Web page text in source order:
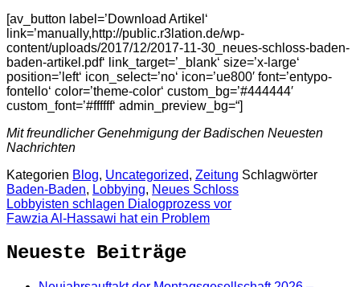
[av_button label=’Download Artikel‘
link=’manually,http://public.r3lation.de/wp-
content/uploads/2017/12/2017-11-30_neues-schloss-baden-
baden-artikel.pdf‘ link_target=’_blank‘ size=’x-large‘
position=’left‘ icon_select=’no‘ icon=’ue800′ font=’entypo-
fontello‘ color=’theme-color‘ custom_bg=’#444444′
custom_font=’#ffffff‘ admin_preview_bg=“]
Mit freundlicher Genehmigung der Badischen Neuesten
Nachrichten
Kategorien Blog, Uncategorized, Zeitung Schlagwörter
Baden-Baden, Lobbying, Neues Schloss
Lobbyisten schlagen Dialogprozess vor
Fawzia Al-Hassawi hat ein Problem
Neueste Beiträge